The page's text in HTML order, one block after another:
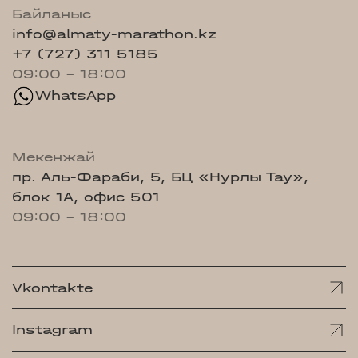
Байланыс
info@almaty-marathon.kz
+7 (727) 311 5185
09:00 - 18:00
WhatsApp
Мекенжай
пр. Аль-Фараби, 5, БЦ «Нурлы Тау»,
блок 1А, офис 501
09:00 - 18:00
Vkontakte
Instagram